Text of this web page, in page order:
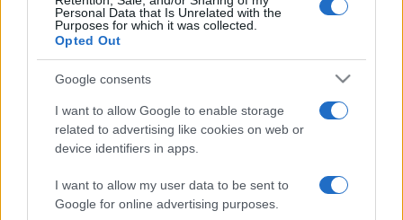
Personal Data that Is Unrelated with the
Purposes for which it was collected.
Opted Out
Google consents
I want to allow Google to enable storage
related to advertising like cookies on web or
device identifiers in apps.
I want to allow my user data to be sent to
Google for online advertising purposes.
az Oroszi cukrászda figurális parféi. A legfiatalabb hideg
édességet, a jégkrémet az ohiói Harry Bust
szabadalmaztatta jégnyalóka néven, 1923-ban.
A fagylalttörténeti kiállítás szeptember 15-ig látogatható
Budapesten, az V. kerület, Szent István tér 15. alatt.
(Múlt-kor/MTI)